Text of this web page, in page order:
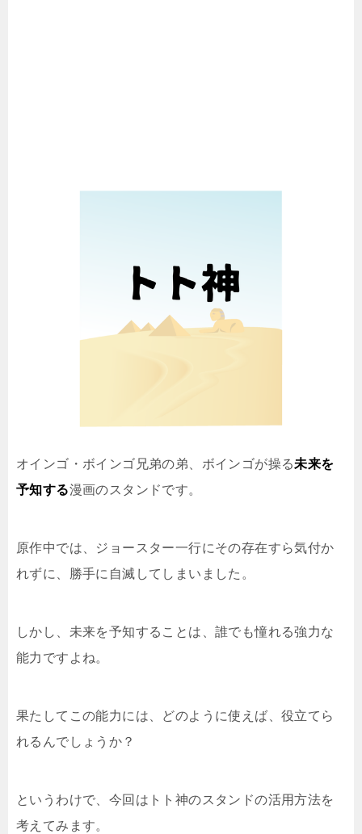
オインゴ・ボインゴ兄弟の弟、ボインゴが操る未来を
予知する漫画のスタンドです。
原作中では、ジョースター一行にその存在すら気付か
れずに、勝手に自滅してしまいました。
しかし、未来を予知することは、誰でも憧れる強力な
能力ですよね。
果たしてこの能力には、どのように使えば、役立てら
れるんでしょうか？
というわけで、今回はトト神のスタンドの活用方法を
考えてみます。